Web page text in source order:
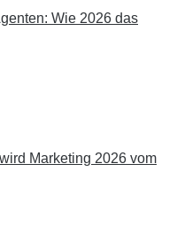
Wie 2026 das
Marketing 2026 vom